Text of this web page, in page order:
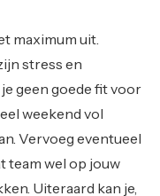
maximum uit.
stress en
geen goede fit voor
weekend vol
Vervoeg eventueel
team wel op jouw
Uiteraard kan je,